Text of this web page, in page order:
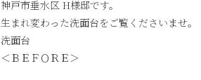
神戸市垂水区 H様邸です。
生まれ変わった洗面台をご覧くださいませ。
洗面台
＜ＢＥＦＯＲＥ＞